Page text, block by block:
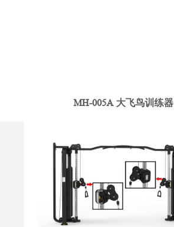
MH-005A 大飞鸟训练器